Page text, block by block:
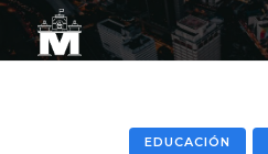
EDUCACIÓN